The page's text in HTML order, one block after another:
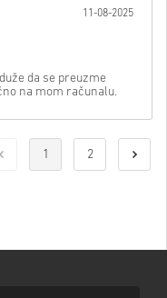
11-08-2025
da se preuzme
na mom računalu.
1 2